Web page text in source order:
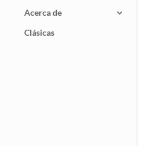
Acerca de
Clásicas